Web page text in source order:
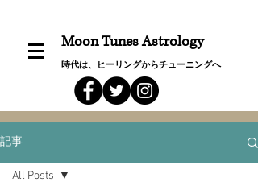
Moon Tunes Astrology
時代は、ヒーリングからチューニングへ
記事
All Posts